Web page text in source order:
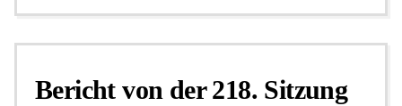
Bericht von der 218. Sitzung